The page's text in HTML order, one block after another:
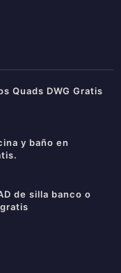
Quads DWG Gratis
y baño en
de silla banco o